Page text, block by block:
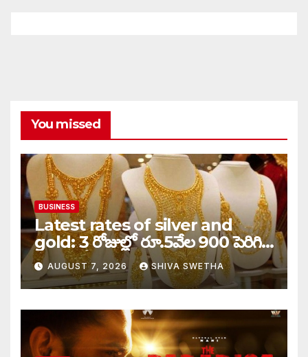
You missed
BUSINESS
Latest rates of silver and
gold: 3 రోజుల్లో రూ.5వేల 900 పెరిగిన
తులం గోల్డ్…
AUGUST 7, 2026 SHIVA SWETHA